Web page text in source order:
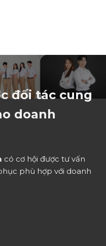
đối tác cung
doanh
có cơ hội được tư vấn
phù hợp với doanh